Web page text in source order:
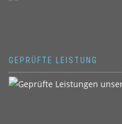
GEPRÜFTE LEISTUNG